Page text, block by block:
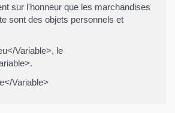
sur l'honneur que les marchandises
sont des objets personnels et
Variable>, le
Variable>